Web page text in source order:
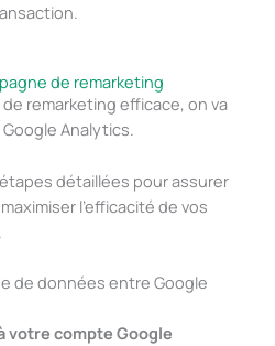
de remarketing
remarketing efficace, on va
Google Analytics.
détaillées pour assurer
l’efficacité de vos
de données entre Google
votre compte Google